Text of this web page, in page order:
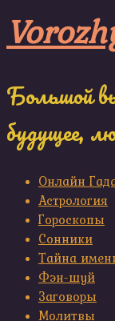
to
content
Большой
будущее,
Онлайн
Астрология
Гороскопы
Сонники
Тайна
Фэн-шуй
Заговоры
Молитвы